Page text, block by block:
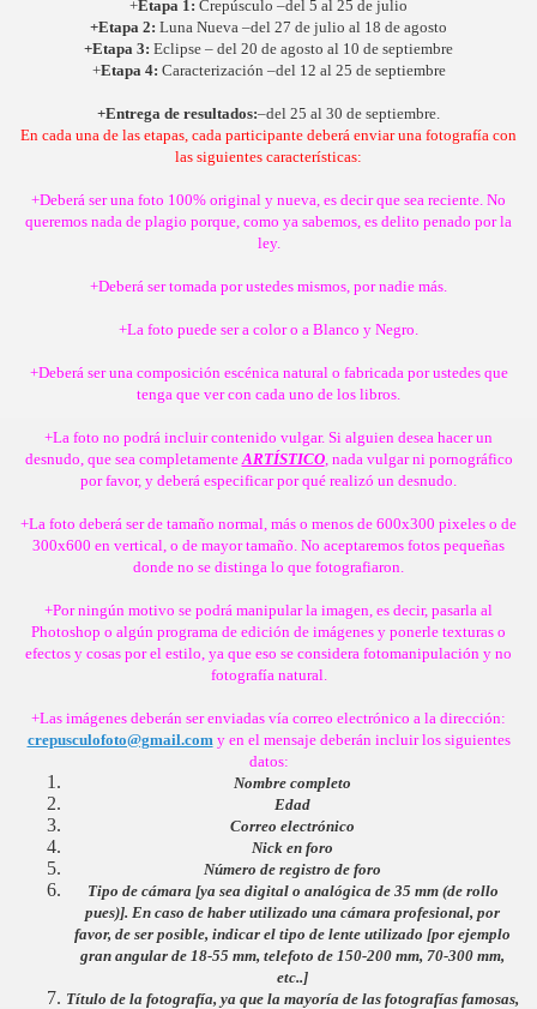
+Etapa 1: Crepúsculo –del 5 al 25 de julio
+Etapa 2: Luna Nueva –del 27 de julio al 18 de agosto
+Etapa 3: Eclipse – del 20 de agosto al 10 de septiembre
+Etapa 4: Caracterización –del 12 al 25 de septiembre
+Entrega de resultados:–del 25 al 30 de septiembre.
En cada una de las etapas, cada participante deberá enviar una fotografía con
las siguientes características:
+Deberá ser una foto 100% original y nueva, es decir que sea reciente. No
queremos nada de plagio porque, como ya sabemos, es delito penado por la
ley.
+Deberá ser tomada por ustedes mismos, por nadie más.
+La foto puede ser a color o a Blanco y Negro.
+Deberá ser una composición escénica natural o fabricada por ustedes que
tenga que ver con cada uno de los libros.
+La foto no podrá incluir contenido vulgar. Si alguien desea hacer un
desnudo, que sea completamenteARTÍSTICO, nada vulgar ni pornográfico
por favor, y deberá especificar por qué realizó un desnudo.
+La foto deberá ser de tamaño normal, más o menos de 600x300 pixeles o de
300x600 en vertical, o de mayor tamaño. No aceptaremos fotos pequeñas
donde no se distinga lo que fotografiaron.
+Por ningún motivo se podrá manipular la imagen, es decir, pasarla al
Photoshop o algún programa de edición de imágenes y ponerle texturas o
efectos y cosas por el estilo, ya que eso se considera fotomanipulación y no
fotografía natural.
+Las imágenes deberán ser enviadas vía correo electrónico a la dirección:
crepusculofoto@gmail.comy en el mensaje deberán incluir los siguientes
datos:
Nombre completo
Edad
Correo electrónico
Nick en foro
Número de registro de foro
Tipo de cámara [ya sea digital o analógica de 35 mm (de rollo
pues)]. En caso de haber utilizado una cámara profesional, por
favor, de ser posible, indicar el tipo de lente utilizado [por ejemplo
gran angular de 18-55 mm, telefoto de 150-200 mm, 70-300 mm,
etc..]
Título de la fotografía, ya que la mayoría de las fotografías famosas,